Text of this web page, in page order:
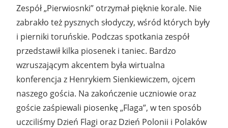
Zespół „Pierwiosnki” otrzymał pięknie korale. Nie
zabrakło też pysznych słodyczy, wśród których były
i pierniki toruńskie. Podczas spotkania zespół
przedstawił kilka piosenek i taniec. Bardzo
wzruszającym akcentem była wirtualna
konferencja z Henrykiem Sienkiewiczem, ojcem
naszego gościa. Na zakończenie uczniowie oraz
goście zaśpiewali piosenkę „Flaga”, w ten sposób
uczciliśmy Dzień Flagi oraz Dzień Polonii i Polaków